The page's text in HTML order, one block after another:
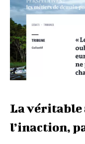
La véritable
l’inaction,